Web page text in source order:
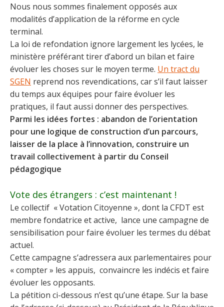
Nous nous sommes finalement opposés aux
modalités d’application de la réforme en cycle
terminal.
La loi de refondation ignore largement les lycées, le
ministère préférant tirer d’abord un bilan et faire
évoluer les choses sur le moyen terme. Un tract du
SGEN reprend nos revendications, car s’il faut laisser
du temps aux équipes pour faire évoluer les
pratiques, il faut aussi donner des perspectives.
Parmi les idées fortes : abandon de l’orientation
pour une logique de construction d’un parcours,
laisser de la place à l’innovation, construire un
travail collectivement à partir du Conseil
pédagogique
Vote des étrangers : c’est maintenant !
Le collectif « Votation Citoyenne », dont la CFDT est
membre fondatrice et active, lance une campagne de
sensibilisation pour faire évoluer les termes du débat
actuel.
Cette campagne s’adressera aux parlementaires pour
« compter » les appuis, convaincre les indécis et faire
évoluer les opposants.
La pétition ci-dessous n’est qu’une étape. Sur la base